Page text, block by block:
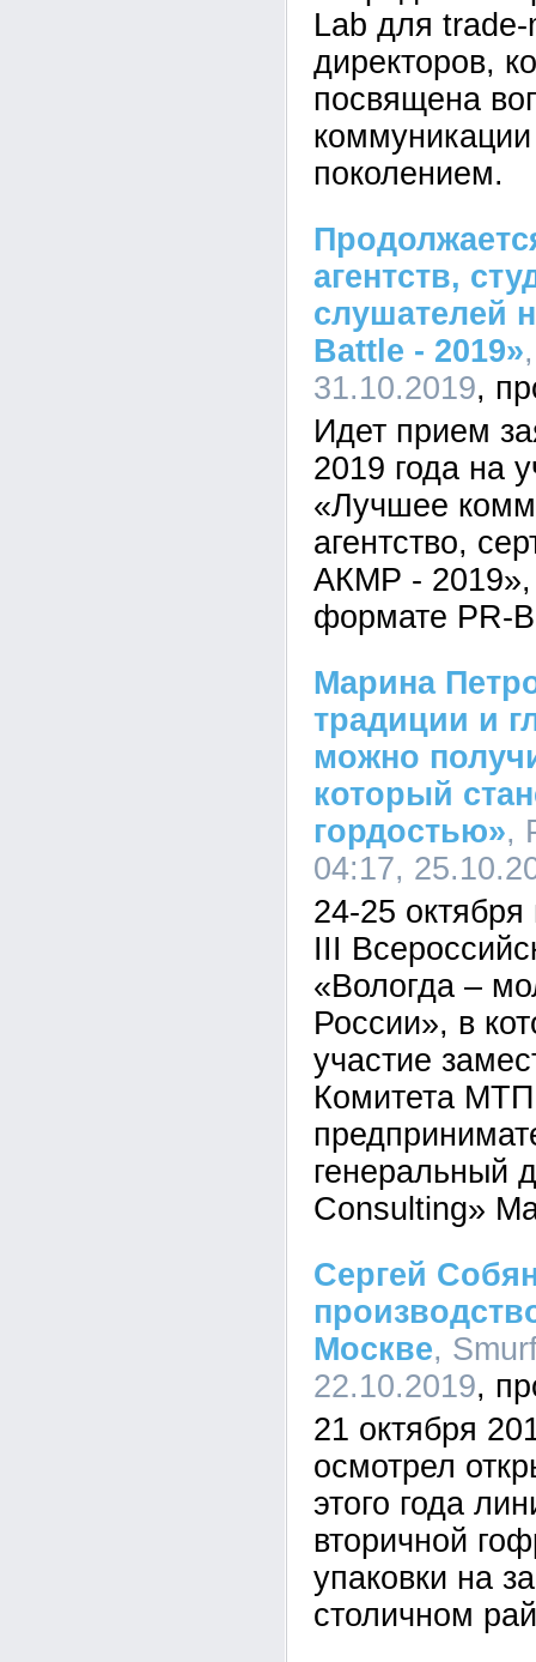
Lab для
директоров,
посвящена
поколением.
агентств,
слушателей
Battle - 2019»
31.10.2019
Идет прием
2019 года на
«Лучшее
агентство,
АКМР - 2019»,
формате PR-
Марина
традиции и
можно
который
гордостью»,
04:17,
24-25
III
«Вологда –
России», в
участие
Комитета
генеральный
Consulting»
Сергей
Москве,
22.10.2019
21 октября
осмотрел
этого года
вторичной
упаковки на
столичном